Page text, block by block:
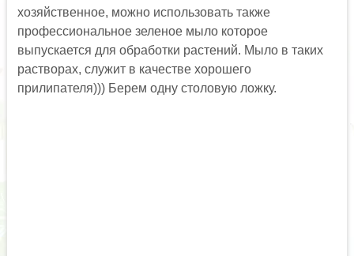
хозяйственное, можно использовать также
профессиональное зеленое мыло которое
выпускается для обработки растений. Мыло в таких
растворах, служит в качестве хорошего
прилипателя))) Берем одну столовую ложку.